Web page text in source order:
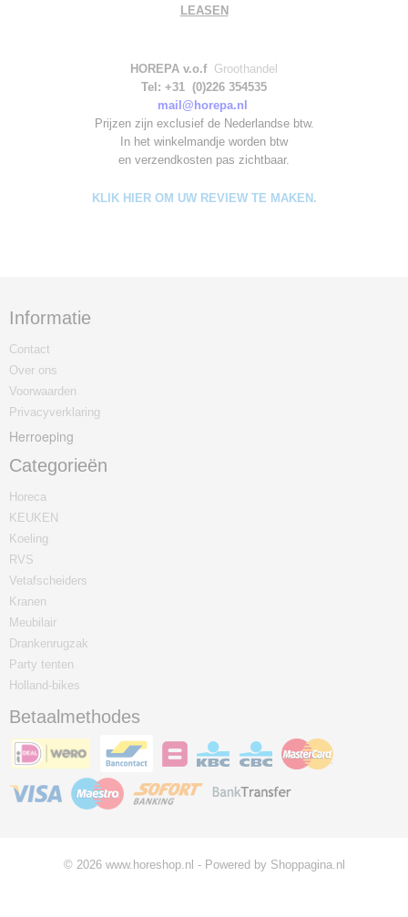
LEASEN
HOREPA v.o.f Groothandel
Tel: +31 (0)226 354535
mail@horepa.nl
Prijzen zijn exclusief de Nederlandse btw.
In het winkelmandje worden btw
en verzendkosten pas zichtbaar.
KLIK HIER OM UW REVIEW TE MAKEN.
Informatie
Contact
Over ons
Voorwaarden
Privacyverklaring
Herroeping
Categorieën
Horeca
KEUKEN
Koeling
RVS
Vetafscheiders
Kranen
Meubilair
Drankenrugzak
Party tenten
Holland-bikes
Betaalmethodes
© 2026 www.horeshop.nl - Powered by Shoppagina.nl